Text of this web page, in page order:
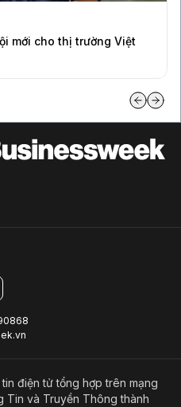
các thử nghiệm AI của
điện tử tổng hợp trên mạng
Tin và Truyền Thông thành